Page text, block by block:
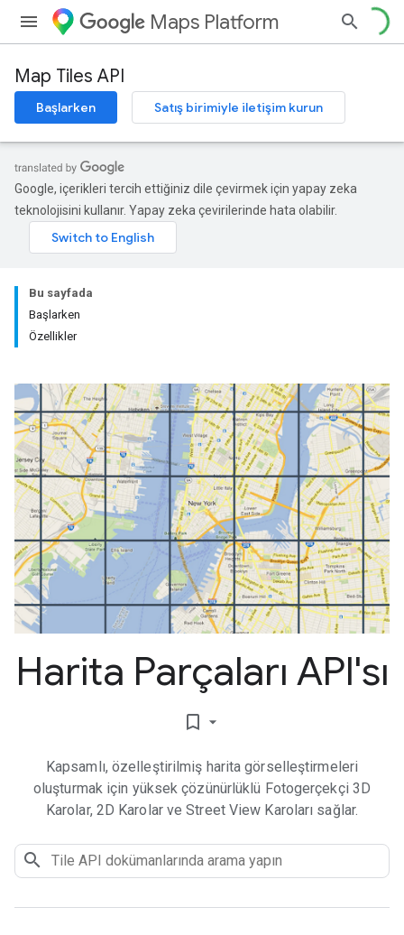
Maps Platform
Map Tiles API
Başlarken Satış birimiyle iletişim kurun
Google, içerikleri tercih ettiğiniz dile çevirmek için yapay zeka
teknolojisini kullanır. Yapay zeka çevirilerinde hata olabilir.
Bu sayfada
Başlarken
Özellikler
Harita Parçaları API'sı
bookmark_border
Kapsamlı, özelleştirilmiş harita görselleştirmeleri
oluşturmak için yüksek çözünürlüklü Fotogerçekçi 3D
Karolar, 2D Karolar ve Street View Karoları sağlar.